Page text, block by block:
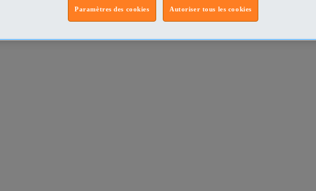
Autoriser tous les cookies
Paramètres des cookies